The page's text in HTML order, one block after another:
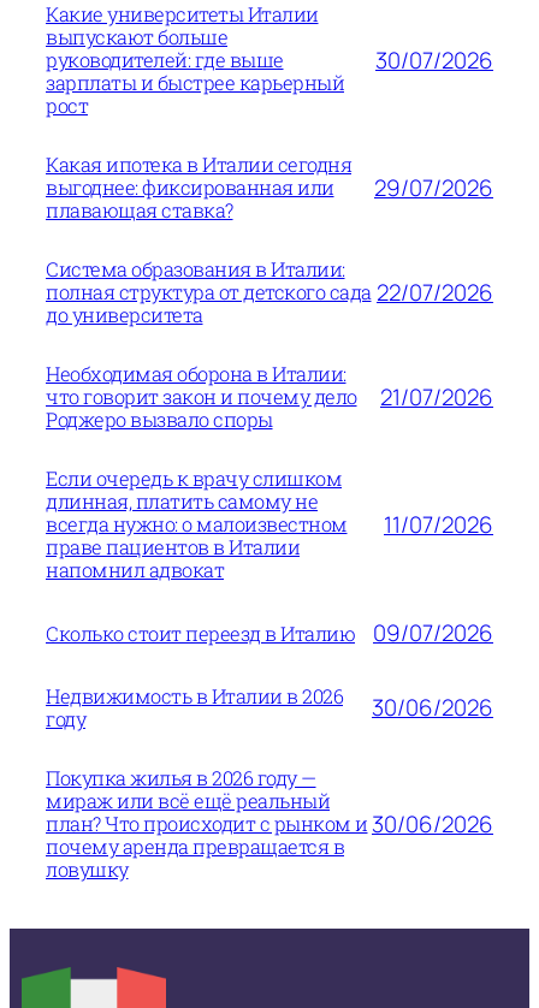
Какие университеты Италии
выпускают больше
руководителей: где выше
зарплаты и быстрее карьерный
рост
30/07/2026
Какая ипотека в Италии сегодня
выгоднее: фиксированная или
плавающая ставка?
29/07/2026
Система образования в Италии:
полная структура от детского сада
до университета
22/07/2026
Необходимая оборона в Италии:
что говорит закон и почему дело
Роджеро вызвало споры
21/07/2026
Если очередь к врачу слишком
длинная, платить самому не
всегда нужно: о малоизвестном
праве пациентов в Италии
напомнил адвокат
11/07/2026
Сколько стоит переезд в Италию 09/07/2026
Недвижимость в Италии в 2026
году
30/06/2026
Покупка жилья в 2026 году —
мираж или всё ещё реальный
план? Что происходит с рынком и
почему аренда превращается в
ловушку
30/06/2026